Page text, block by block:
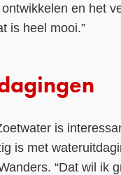
en het
is heel mooi.”
is
is met
“Dat wil ik